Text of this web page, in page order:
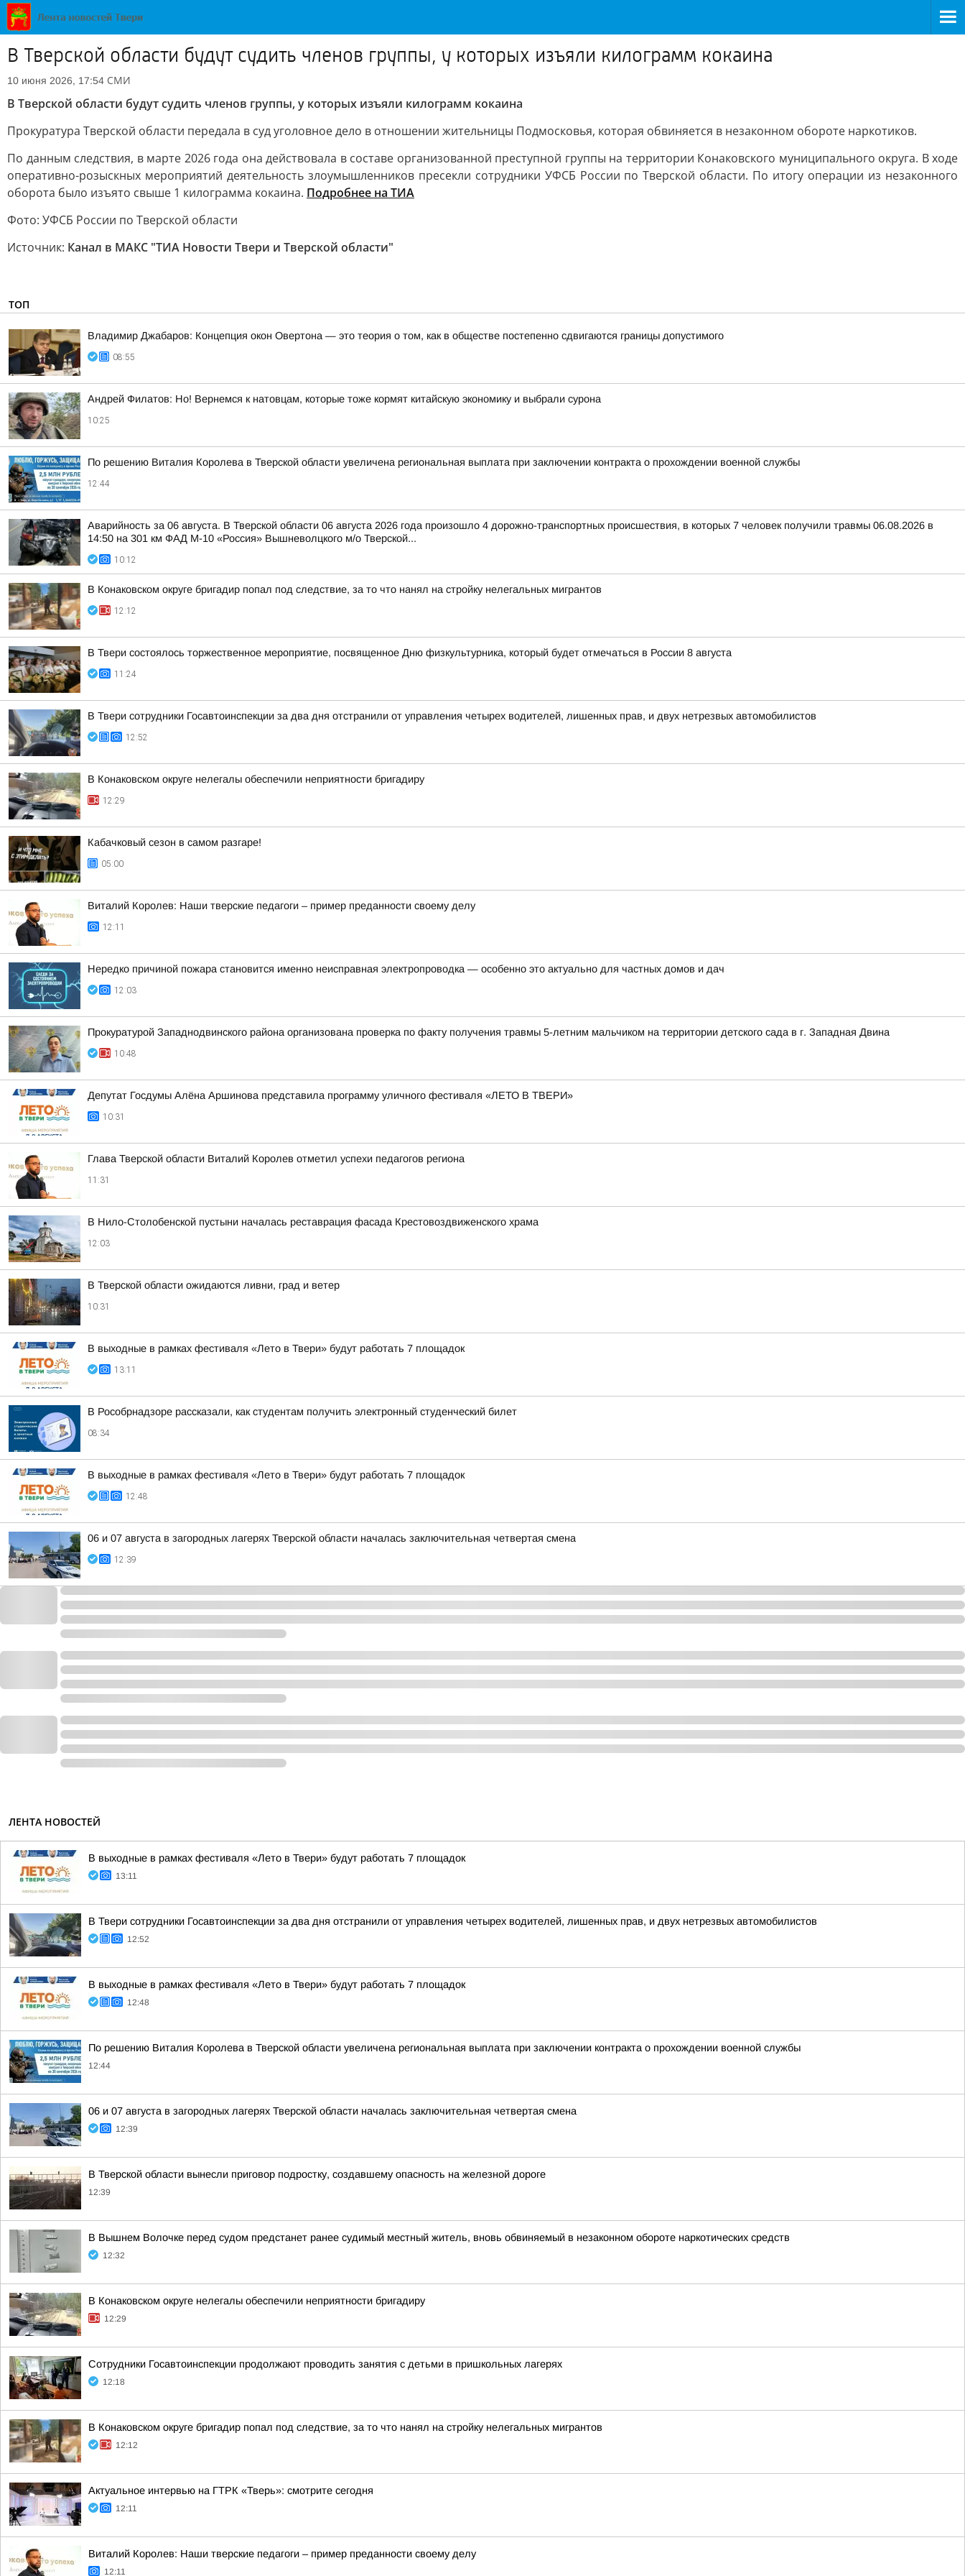
В Тверской области будут судить членов группы, у которых изъяли килограмм кокаина
10 июня 2026, 17:54 СМИ
В Тверской области будут судить членов группы, у которых изъяли килограмм кокаина
Прокуратура Тверской области передала в суд уголовное дело в отношении жительницы Подмосковья, которая обвиняется в незаконном обороте наркотиков.
По данным следствия, в марте 2026 года она действовала в составе организованной преступной группы на территории Конаковского муниципального округа. В ходе
оперативно-розыскных мероприятий деятельность злоумышленников пресекли сотрудники УФСБ России по Тверской области. По итогу операции из незаконного
оборота было изъято свыше 1 килограмма кокаина. Подробнее на ТИА
Фото: УФСБ России по Тверской области
Источник: Канал в МАКС "ТИА Новости Твери и Тверской области"
ТОП
Владимир Джабаров: Концепция окон Овертона — это теория о том, как в обществе постепенно сдвигаются границы допустимого
08:55
Андрей Филатов: Но! Вернемся к натовцам, которые тоже кормят китайскую экономику и выбрали сурона
10:25
По решению Виталия Королева в Тверской области увеличена региональная выплата при заключении контракта о прохождении военной службы
12:44
Аварийность за 06 августа. В Тверской области 06 августа 2026 года произошло 4 дорожно-транспортных происшествия, в которых 7 человек получили травмы 06.08.2026 в
14:50 на 301 км ФАД М-10 «Россия» Вышневолцкого м/о Тверской...
10:12
В Конаковском округе бригадир попал под следствие, за то что нанял на стройку нелегальных мигрантов
12:12
В Твери состоялось торжественное мероприятие, посвященное Дню физкультурника, который будет отмечаться в России 8 августа
11:24
В Твери сотрудники Госавтоинспекции за два дня отстранили от управления четырех водителей, лишенных прав, и двух нетрезвых автомобилистов
12:52
В Конаковском округе нелегалы обеспечили неприятности бригадиру
12:29
Кабачковый сезон в самом разгаре!
05:00
Виталий Королев: Наши тверские педагоги – пример преданности своему делу
12:11
Нередко причиной пожара становится именно неисправная электропроводка — особенно это актуально для частных домов и дач
12:03
Прокуратурой Западнодвинского района организована проверка по факту получения травмы 5-летним мальчиком на территории детского сада в г. Западная Двина
10:48
Депутат Госдумы Алёна Аршинова представила программу уличного фестиваля «ЛЕТО В ТВЕРИ»
10:31
Глава Тверской области Виталий Королев отметил успехи педагогов региона
11:31
В Нило-Столобенской пустыни началась реставрация фасада Крестовоздвиженского храма
12:03
В Тверской области ожидаются ливни, град и ветер
10:31
В выходные в рамках фестиваля «Лето в Твери» будут работать 7 площадок
13:11
В Рособрнадзоре рассказали, как студентам получить электронный студенческий билет
08:34
В выходные в рамках фестиваля «Лето в Твери» будут работать 7 площадок
12:48
06 и 07 августа в загородных лагерях Тверской области началась заключительная четвертая смена
12:39
ЛЕНТА НОВОСТЕЙ
В выходные в рамках фестиваля «Лето в Твери» будут работать 7 площадок
13:11
В Твери сотрудники Госавтоинспекции за два дня отстранили от управления четырех водителей, лишенных прав, и двух нетрезвых автомобилистов
12:52
В выходные в рамках фестиваля «Лето в Твери» будут работать 7 площадок
12:48
По решению Виталия Королева в Тверской области увеличена региональная выплата при заключении контракта о прохождении военной службы
12:44
06 и 07 августа в загородных лагерях Тверской области началась заключительная четвертая смена
12:39
В Тверской области вынесли приговор подростку, создавшему опасность на железной дороге
12:39
В Вышнем Волочке перед судом предстанет ранее судимый местный житель, вновь обвиняемый в незаконном обороте наркотических средств
12:32
В Конаковском округе нелегалы обеспечили неприятности бригадиру
12:29
Сотрудники Госавтоинспекции продолжают проводить занятия с детьми в пришкольных лагерях
12:18
В Конаковском округе бригадир попал под следствие, за то что нанял на стройку нелегальных мигрантов
12:12
Актуальное интервью на ГТРК «Тверь»: смотрите сегодня
12:11
Виталий Королев: Наши тверские педагоги – пример преданности своему делу
12:11